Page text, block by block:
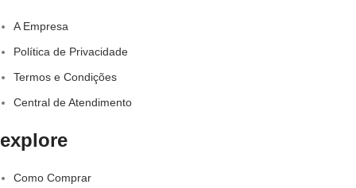
A Empresa
Política de Privacidade
Termos e Condições
Central de Atendimento
explore
Como Comprar